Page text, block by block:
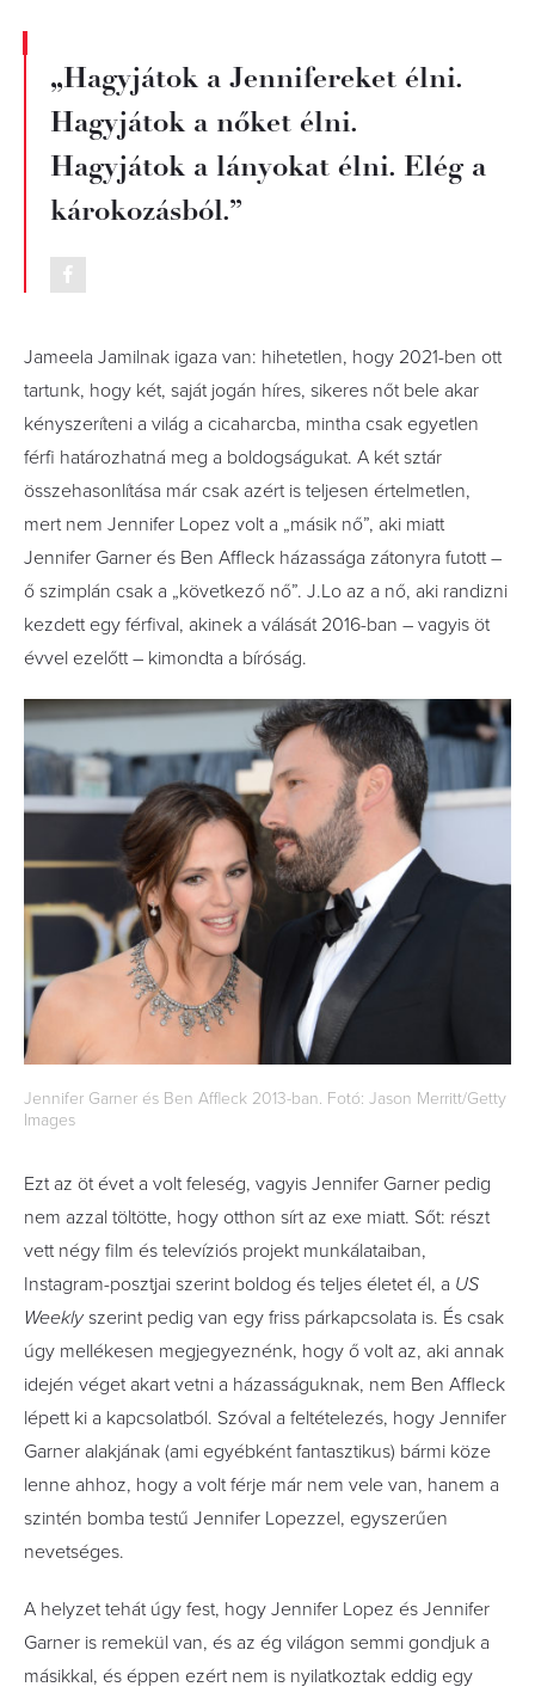
„Hagyjátok a Jennifereket élni.
Hagyjátok a nőket élni.
Hagyjátok a lányokat élni. Elég a
károkozásból.”
Jameela Jamilnak igaza van: hihetetlen, hogy 2021-ben ott
tartunk, hogy két, saját jogán híres, sikeres nőt bele akar
kényszeríteni a világ a cicaharcba, mintha csak egyetlen
férfi határozhatná meg a boldogságukat. A két sztár
összehasonlítása már csak azért is teljesen értelmetlen,
mert nem Jennifer Lopez volt a „másik nő”, aki miatt
Jennifer Garner és Ben Affleck házassága zátonyra futott –
ő szimplán csak a „következő nő”. J.Lo az a nő, aki randizni
kezdett egy férfival, akinek a válását 2016-ban – vagyis öt
évvel ezelőtt – kimondta a bíróság.
Jennifer Garner és Ben Affleck 2013-ban. Fotó: Jason Merritt/Getty
Images
Ezt az öt évet a volt feleség, vagyis Jennifer Garner pedig
nem azzal töltötte, hogy otthon sírt az exe miatt. Sőt: részt
vett négy film és televíziós projekt munkálataiban,
Instagram-posztjai szerint boldog és teljes életet él, a US
Weeklyszerint pedig van egy friss párkapcsolata is. És csak
úgy mellékesen megjegyeznénk, hogy ő volt az, aki annak
idején véget akart vetni a házasságuknak, nem Ben Affleck
lépett ki a kapcsolatból. Szóval a feltételezés, hogy Jennifer
Garner alakjának (ami egyébként fantasztikus) bármi köze
lenne ahhoz, hogy a volt férje már nem vele van, hanem a
szintén bomba testű Jennifer Lopezzel, egyszerűen
nevetséges.
A helyzet tehát úgy fest, hogy Jennifer Lopez és Jennifer
Garner is remekül van, és az ég világon semmi gondjuk a
másikkal, és éppen ezért nem is nyilatkoztak eddig egy